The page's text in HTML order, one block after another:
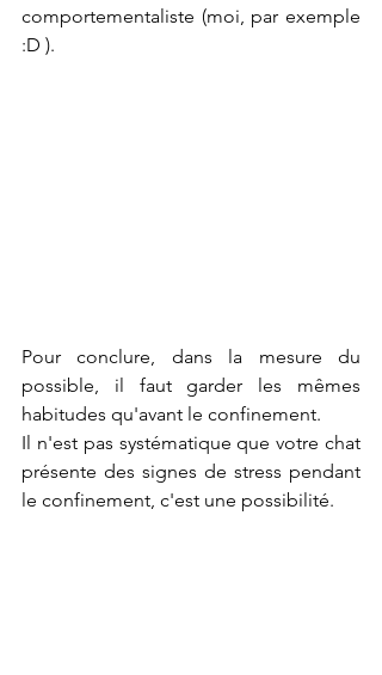
comportementaliste (moi, par exemple
:D ).
Pour conclure, dans la mesure du
possible, il faut garder les mêmes
habitudes qu'avant le confinement.
Il n'est pas systématique que votre chat
présente des signes de stress pendant
le confinement, c'est une possibilité.